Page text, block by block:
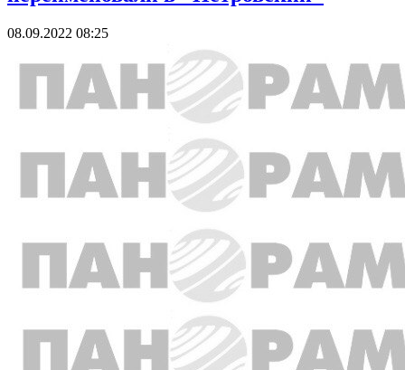
08.09.2022 08:25